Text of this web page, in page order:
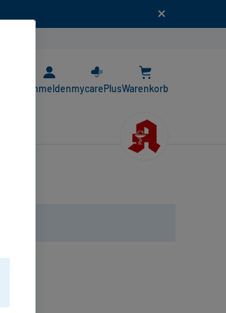
AnmeldenmycarePlusWarenkorb